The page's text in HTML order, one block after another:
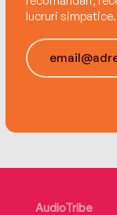
lucruri simpatice.
AudioTribe